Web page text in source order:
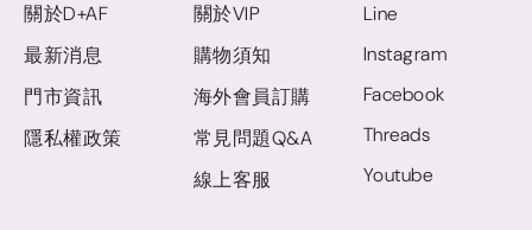
關於D+AF
最新消息
門市資訊
隱私權政策
關於VIP
購物須知
海外會員訂購
常見問題Q&A
線上客服
Line
Instagram
Facebook
Threads
Youtube